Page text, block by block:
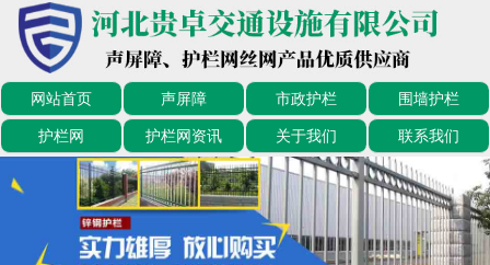
网站首页 声屏障 市政护栏 围墙护栏
护栏网 护栏网资讯 关于我们 联系我们